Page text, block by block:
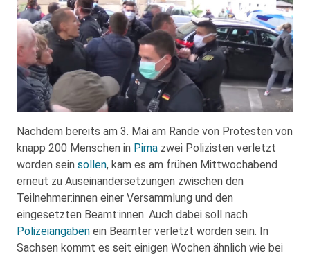
Nachdem bereits am 3. Mai am Rande von Protesten von
knapp 200 Menschen in Pirna zwei Polizisten verletzt
worden sein sollen, kam es am frühen Mittwochabend
erneut zu Auseinandersetzungen zwischen den
Teilnehmer:innen einer Versammlung und den
eingesetzten Beamt:innen. Auch dabei soll nach
Polizeiangaben ein Beamter verletzt worden sein. In
Sachsen kommt es seit einigen Wochen ähnlich wie bei